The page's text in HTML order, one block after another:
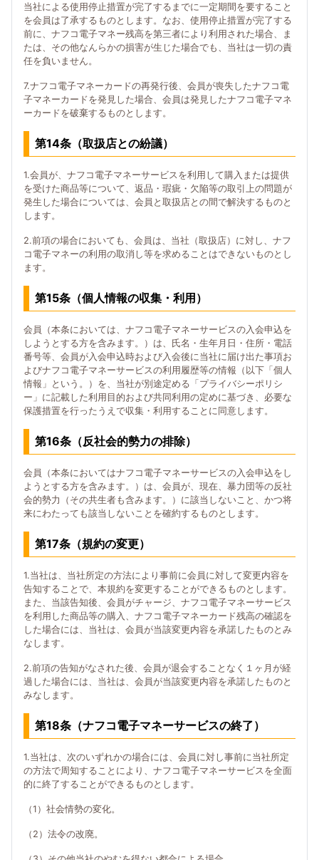
当社による使用停止措置が完了するまでに一定期間を要すること
を会員は了承するものとします。なお、使用停止措置が完了する
前に、ナフコ電子マネー残高を第三者により利用された場合、ま
たは、その他なんらかの損害が生じた場合でも、当社は一切の責
任を負いません。
7.ナフコ電子マネーカードの再発行後、会員が喪失したナフコ電
子マネーカードを発見した場合、会員は発見したナフコ電子マネ
ーカードを破棄するものとします。
第14条（取扱店との紛議）
1.会員が、ナフコ電子マネーサービスを利用して購入または提供
を受けた商品等について、返品・瑕疵・欠陥等の取引上の問題が
発生した場合については、会員と取扱店との間で解決するものと
します。
2.前項の場合においても、会員は、当社（取扱店）に対し、ナフ
コ電子マネーの利用の取消し等を求めることはできないものとし
ます。
第15条（個人情報の収集・利用）
会員（本条においては、ナフコ電子マネーサービスの入会申込を
しようとする方を含みます。）は、氏名・生年月日・住所・電話
番号等、会員が入会申込時および入会後に当社に届け出た事項お
よびナフコ電子マネーサービスの利用履歴等の情報（以下「個人
情報」という。）を、当社が別途定める「プライバシーポリシ
ー」に記載した利用目的および共同利用の定めに基づき、必要な
保護措置を行ったうえで収集・利用することに同意します。
第16条（反社会的勢力の排除）
会員（本条においてはナフコ電子マネーサービスの入会申込をし
ようとする方を含みます。）は、会員が、現在、暴力団等の反社
会的勢力（その共生者も含みます。）に該当しないこと、かつ将
来にわたっても該当しないことを確約するものとします。
第17条（規約の変更）
1.当社は、当社所定の方法により事前に会員に対して変更内容を
告知することで、本規約を変更することができるものとします。
また、当該告知後、会員がチャージ、ナフコ電子マネーサービス
を利用した商品等の購入、ナフコ電子マネーカード残高の確認を
した場合には、当社は、会員が当該変更内容を承諾したものとみ
なします。
2.前項の告知がなされた後、会員が退会することなく１ヶ月が経
過した場合には、当社は、会員が当該変更内容を承諾したものと
みなします。
第18条（ナフコ電子マネーサービスの終了）
1.当社は、次のいずれかの場合には、会員に対し事前に当社所定
の方法で周知することにより、ナフコ電子マネーサービスを全面
的に終了することができるものとします。
（1）社会情勢の変化。
（2）法令の改廃。